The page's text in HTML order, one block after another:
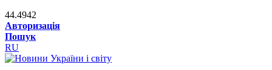
44.4942
Авторизація
Пошук
RU